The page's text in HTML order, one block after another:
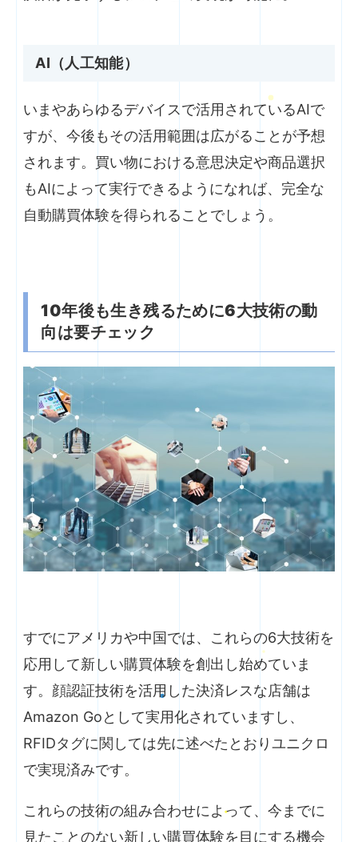
AI（人工知能）
いまやあらゆるデバイスで活用されているAIで
すが、今後もその活用範囲は広がることが予想
されます。買い物における意思決定や商品選択
もAIによって実行できるようになれば、完全な
自動購買体験を得られることでしょう。
10年後も生き残るために6大技術の動
向は要チェック
すでにアメリカや中国では、これらの6大技術を
応用して新しい購買体験を創出し始めていま
す。顔認証技術を活用した決済レスな店舗は
Amazon Goとして実用化されていますし、
RFIDタグに関しては先に述べたとおりユニクロ
で実現済みです。
これらの技術の組み合わせによって、今までに
見たことのない新しい購買体験を目にする機会